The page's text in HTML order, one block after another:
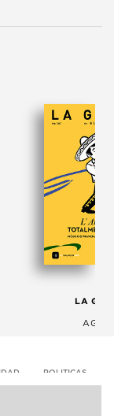
LA
POLITICAS